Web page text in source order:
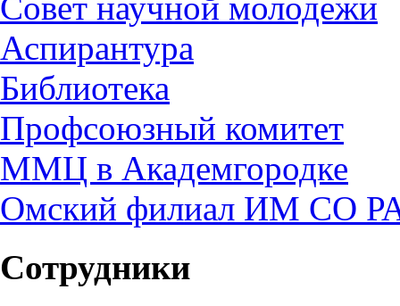
Аспирантура
Библиотека
Профсоюзный комитет
ММЦ в Академгородке
Омский филиал ИМ СО
Сотрудники